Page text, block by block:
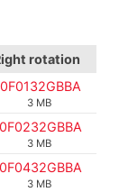
rotation
3 MB
3 MB
3 MB